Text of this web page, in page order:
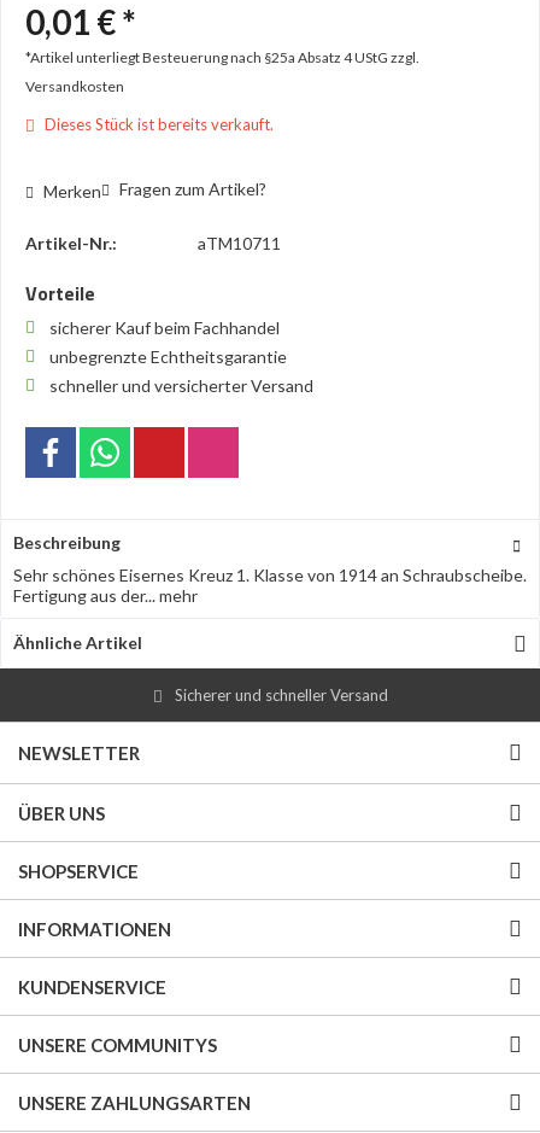
0,01 € *
*Artikel unterliegt Besteuerung nach §25a Absatz 4 UStG zzgl.
Versandkosten
Dieses Stück ist bereits verkauft.
Merken Fragen zum Artikel?
Artikel-Nr.: aTM10711
Vorteile
sicherer Kauf beim Fachhandel
unbegrenzte Echtheitsgarantie
schneller und versicherter Versand
Beschreibung
Sehr schönes Eisernes Kreuz 1. Klasse von 1914 an Schraubscheibe.
Fertigung aus der...mehr
Ähnliche Artikel
Sicherer und schneller Versand
NEWSLETTER
ÜBER UNS
SHOPSERVICE
INFORMATIONEN
KUNDENSERVICE
UNSERE COMMUNITYS
UNSERE ZAHLUNGSARTEN